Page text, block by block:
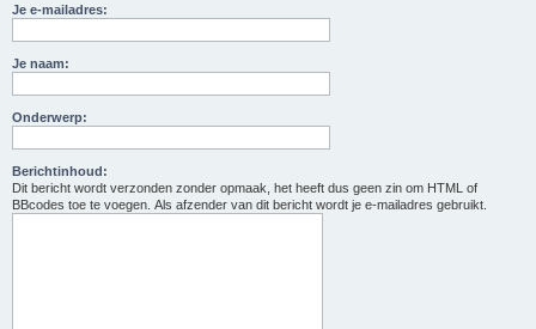
Je e-mailadres:
Je naam:
Onderwerp:
Berichtinhoud:
Dit bericht wordt verzonden zonder opmaak, het heeft dus geen zin om HTML of
BBcodes toe te voegen. Als afzender van dit bericht wordt je e-mailadres gebruikt.